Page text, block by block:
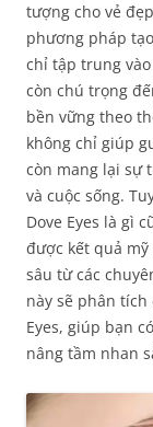
tượng cho vẻ
phương pháp
chỉ tập trung
còn chú trọng
bền vững theo
không chỉ giúp
còn mang lại sự
và cuộc sống.
Dove Eyes là gì
được kết quả
sâu từ các
này sẽ phân tích
Eyes, giúp bạn
nâng tầm nhan